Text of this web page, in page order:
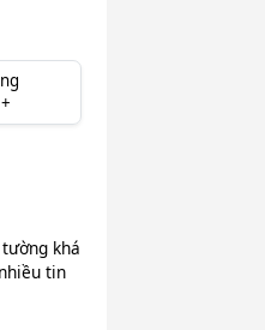
khá
tin